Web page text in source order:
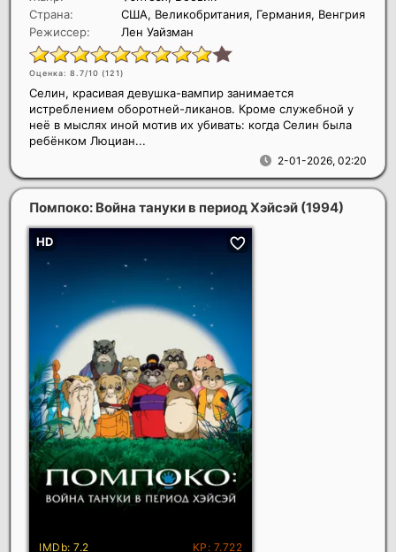
Страна:
США, Великобритания, Германия, Венгрия
Режиссер:
Лен Уайзман
Оценка: 8.7/10 (121)
2-01-2026, 02:20
Селин, красивая девушка-вампир занимается
истреблением оборотней-ликанов. Кроме служебной у
неё в мыслях иной мотив их убивать: когда Селин была
ребёнком Люциан...
Помпоко: Война тануки в период Хэйсэй (1994)